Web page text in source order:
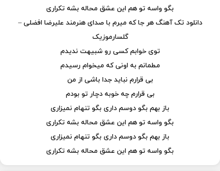
بگو واسه تو هم این عشق محاله بشه تکراری
دانلود تک آهنگ هر جا که میرم با صدای هنرمند علیرضا افضلی –
گلسارموزیک
توی خوابم کسی رو شبیهت ندیدم
مطمانم به اونی که میخوام رسیدم
بی قرارم نباید جدا باشی از من
بی قرارم چه خوبه دچار تو بودم
باز بهم بگو دوسم داری بگو تنهام نمیزاری
بگو واسه تو هم این عشق محاله بشه تکراری
باز بهم بگو دوسم داری بگو تنهام نمیزاری
بگو واسه تو هم این عشق محاله بشه تکراری